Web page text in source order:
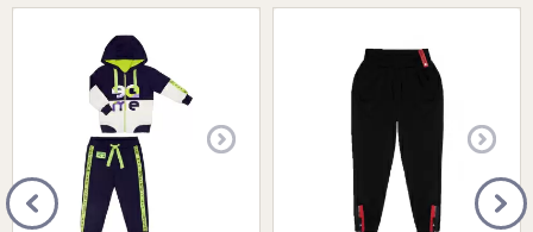
Размеры в наличии: